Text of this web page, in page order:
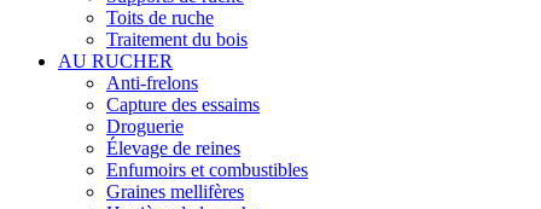
Toits de ruche
Traitement du bois
AU RUCHER
Anti-frelons
Capture des essaims
Droguerie
Élevage de reines
Enfumoirs et combustibles
Graines mellifères